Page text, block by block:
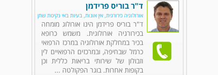
ד"ר בוריס פרידמן
אורולוגיה כירורגית, אין אונות, בעיות באי נקיטת שתן
ד"ר בוריס פרידמן הינו אורולוג מומחה
בכירורגיה אורולוגית. משמש כרופא
בכיר במחלקת אורולוגיה במרכז הרפואי
כרמל שבחיפה, ובמרכזים הרפואיים לין
וזבולון של שירותי בריאות כללית וכן
בקופות אחרות. בוגר הפקולטה ...